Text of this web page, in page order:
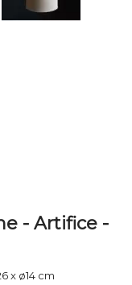
- Artifice -
x ø14 cm